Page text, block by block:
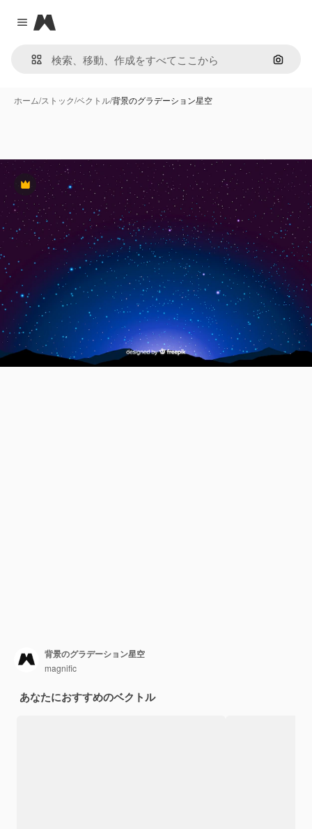
Close menu
Magnific
画像で
ホーム/ストック/ベクトル/背景のグラデーション星空
Premium
背景のグラデーション星空
magnific
あなたにおすすめのベクトル